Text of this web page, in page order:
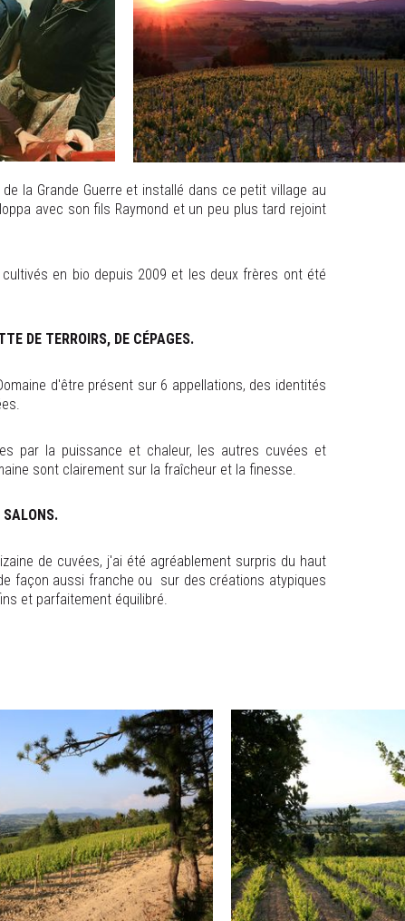
la Grande Guerre et installé dans ce petit village au
avec son fils Raymond et un peu plus tard rejoint
en bio depuis 2009 et les deux frères ont été
DE TERROIRS, DE CÉPAGES.
d'être présent sur 6 appellations, des identités
par la puissance et chaleur, les autres cuvées et
sont clairement sur la fraîcheur et la finesse.
SALONS.
de cuvées, j'ai été agréablement surpris du haut
façon aussi franche ou sur des créations atypiques
et parfaitement équilibré.